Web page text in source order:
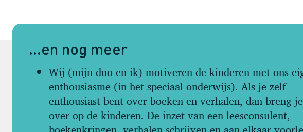
…en nog meer
Wij (mijn duo en ik) motiveren de kinderen met ons
enthousiasme (in het speciaal onderwijs). Als je zelf
enthousiast bent over boeken en verhalen, dan breng
over op de kinderen. De inzet van een leesconsulent,